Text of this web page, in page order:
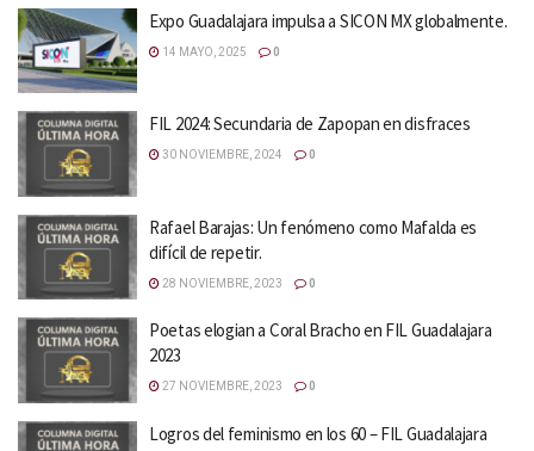
Expo Guadalajara impulsa a SICON MX globalmente.
14 MAYO, 2025 0
FIL 2024: Secundaria de Zapopan en disfraces
30 NOVIEMBRE, 2024 0
Rafael Barajas: Un fenómeno como Mafalda es
difícil de repetir.
28 NOVIEMBRE, 2023 0
Poetas elogian a Coral Bracho en FIL Guadalajara
2023
27 NOVIEMBRE, 2023 0
Logros del feminismo en los 60 – FIL Guadalajara